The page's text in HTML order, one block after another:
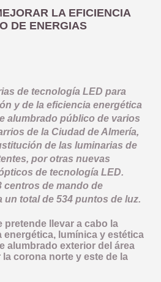
EDUSI
DEL RIESGOLA EFICIENCIA
DE ENERGIAS
de tecnología LED para
y de la eficiencia energética
alumbrado público de varios
de la Ciudad de Almería,
de las luminarias de
por otras nuevas
de tecnología LED.
centros de mando de
total de 534 puntos de luz.
pretende llevar a cabo la
energética, lumínica y estética
alumbrado exterior del área
corona norte y este de la